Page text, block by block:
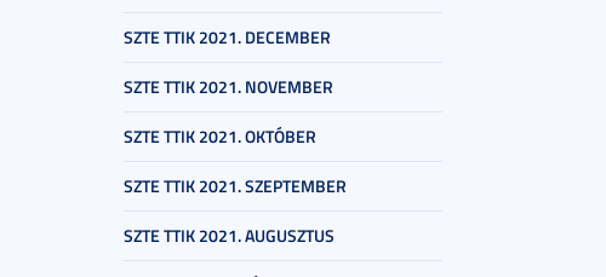
SZTE TTIK 2021. DECEMBER
SZTE TTIK 2021. NOVEMBER
SZTE TTIK 2021. OKTÓBER
SZTE TTIK 2021. SZEPTEMBER
SZTE TTIK 2021. AUGUSZTUS